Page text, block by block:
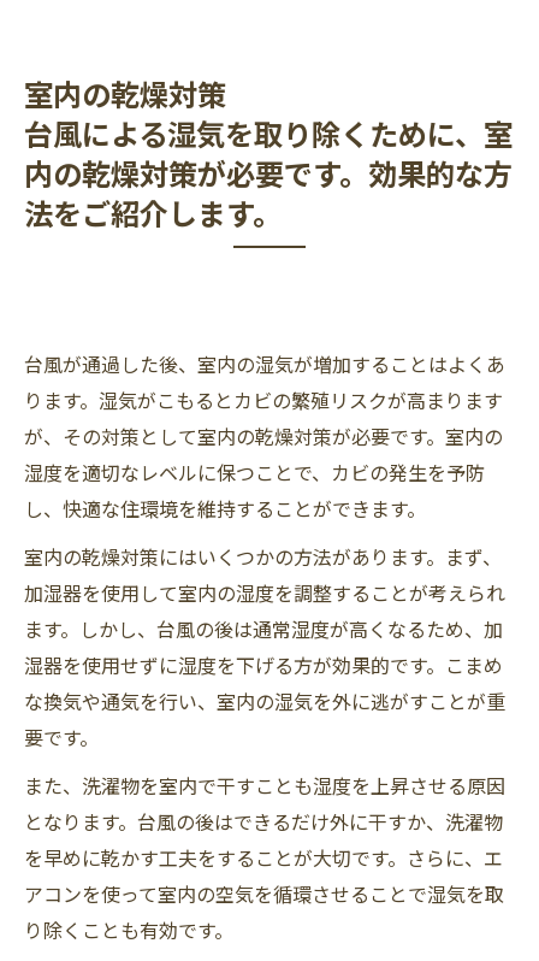
室内の乾燥対策
台風による湿気を取り除くために、室
内の乾燥対策が必要です。効果的な方
法をご紹介します。
台風が通過した後、室内の湿気が増加することはよくあ
ります。湿気がこもるとカビの繁殖リスクが高まります
が、その対策として室内の乾燥対策が必要です。室内の
湿度を適切なレベルに保つことで、カビの発生を予防
し、快適な住環境を維持することができます。
室内の乾燥対策にはいくつかの方法があります。まず、
加湿器を使用して室内の湿度を調整することが考えられ
ます。しかし、台風の後は通常湿度が高くなるため、加
湿器を使用せずに湿度を下げる方が効果的です。こまめ
な換気や通気を行い、室内の湿気を外に逃がすことが重
要です。
また、洗濯物を室内で干すことも湿度を上昇させる原因
となります。台風の後はできるだけ外に干すか、洗濯物
を早めに乾かす工夫をすることが大切です。さらに、エ
アコンを使って室内の空気を循環させることで湿気を取
り除くことも有効です。